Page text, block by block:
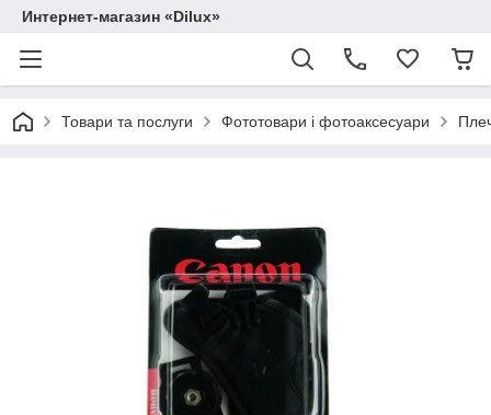
Интернет-магазин «Dilux»
Товари та послуги Фототовари і фотоаксесуари